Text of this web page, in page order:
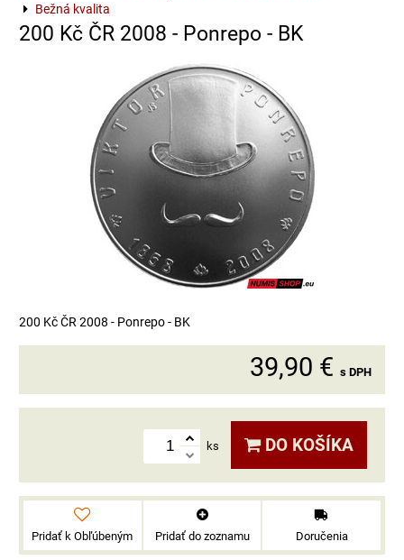
Bežná kvalita
200 Kč ČR 2008 - Ponrepo - BK
200 Kč ČR 2008 - Ponrepo - BK
39,90 € s DPH
ks DO KOŠÍKA
Pridať k Obľúbeným Pridať do zoznamu Doručenia